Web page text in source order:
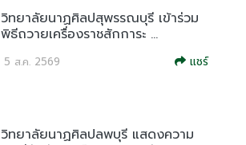
วิทยาลัยนาฏศิลปสุพรรณบุรี เข้าร่วม
พิธีถวายเครื่องราชสักการะ ...
5 ส.ค. 2569 แชร์
วิทยาลัยนาฏศิลปลพบุรี แสดงความ